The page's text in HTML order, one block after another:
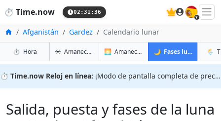
⏱️ Time.now 02:31:37 🇪🇸
InicioAfganistán Gardez Calendario lunar
⏱️ Horaen Gardez
☀️ Amanecer y atardecer en Gardez
🌅 Amanecer y atardecer mañana en
🌙 Fases lunares en
🌦️
⏱️ Time.now Reloj en línea: ¡Modo de pantalla completa de precisión!
Salida, puesta y fases de la luna